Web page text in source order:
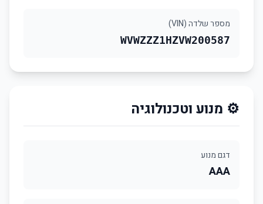
מספר שלדה (VIN)
WVWZZZ1HZVW200587
⚙️ מנוע וטכנולוגיה
דגם מנוע
AAA